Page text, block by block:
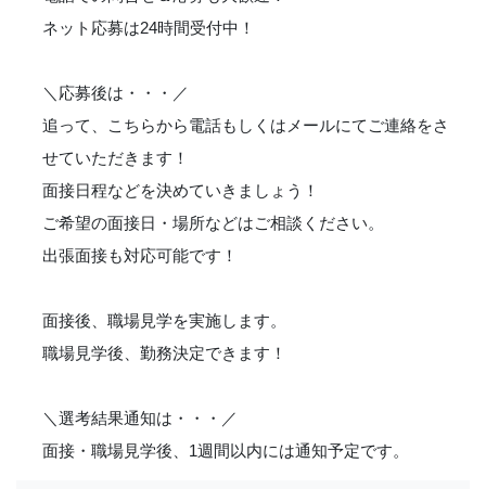
ネット応募は24時間受付中！
＼応募後は・・・／
追って、こちらから電話もしくはメールにてご連絡をさ
せていただきます！
面接日程などを決めていきましょう！
ご希望の面接日・場所などはご相談ください。
出張面接も対応可能です！
面接後、職場見学を実施します。
職場見学後、勤務決定できます！
＼選考結果通知は・・・／
面接・職場見学後、1週間以内には通知予定です。